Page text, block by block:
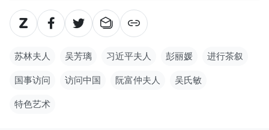
苏林夫人 吴芳璃 习近平夫人 彭丽媛 进行茶叙
国事访问 访问中国 阮富仲夫人 吴氏敏
特色艺术